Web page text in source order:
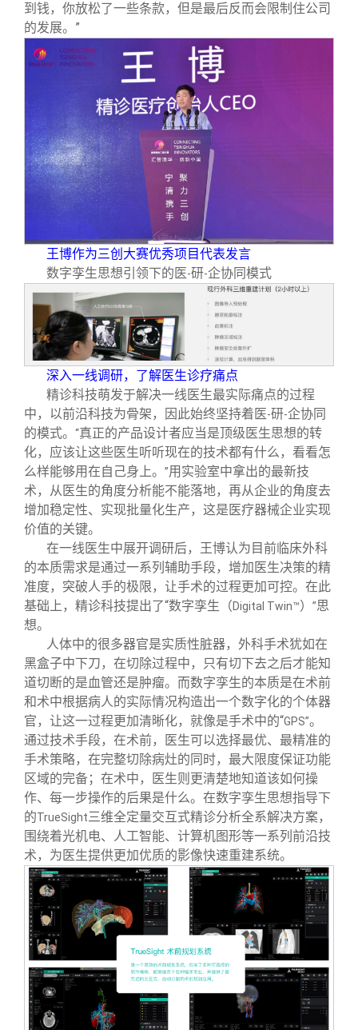
到钱，你放松了一些条款，但是最后反而会限制住公司
的发展。”
王博作为三创大赛优秀项目代表发言
数字孪生思想引领下的医-研-企协同模式
深入一线调研，了解医生诊疗痛点
精诊科技萌发于解决一线医生最实际痛点的过程
中，以前沿科技为骨架，因此始终坚持着医-研-企协同
的模式。 “真正的产品设计者应当是顶级医生思想的转
化，应该让这些医生听听现在的技术都有什么，看看怎
么样能够用在自己身上。 ”用实验室中拿出的最新技
术，从医生的角度分析能不能落地，再从企业的角度去
增加稳定性、实现批量化生产，这是医疗器械企业实现
价值的关键。
在一线医生中展开调研后，王博认为目前临床外科
的本质需求是通过一系列辅助手段，增加医生决策的精
准度，突破人手的极限，让手术的过程更加可控。在此
基础上，精诊科技提出了“数字孪生（Digital Twin™） ”思
想。
人体中的很多器官是实质性脏器，外科手术犹如在
黑盒子中下刀，在切除过程中，只有切下去之后才能知
道切断的是血管还是肿瘤。而数字孪生的本质是在术前
和术中根据病人的实际情况构造出一个数字化的个体器
官，让这一过程更加清晰化，就像是手术中的“GPS”。
通过技术手段，在术前，医生可以选择最优、最精准的
手术策略，在完整切除病灶的同时，最大限度保证功能
区域的完备；在术中，医生则更清楚地知道该如何操
作、每一步操作的后果是什么。在数字孪生思想指导下
的TrueSight三维全定量交互式精诊分析全系解决方案，
围绕着光机电、人工智能、计算机图形等一系列前沿技
术，为医生提供更加优质的影像快速重建系统。